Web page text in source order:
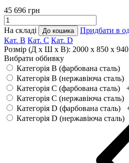
45 696 грн
На складі До кошика
Придбати в
Кат. B Кат. С Кат. D
Розмір (Д x Ш x В): 2000 x 850 x
Вибрати оббивку
Категорія B (фарбована сталь)
Категорія B (нержавіюча
Категорія C (фарбована сталь)
Категорія C (нержавіюча
Категорія D (фарбована сталь)
Категорія D (нержавіюча